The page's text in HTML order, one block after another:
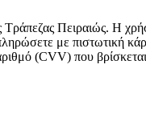
Πειραιώς. Η
με πιστωτική
(CVV) που